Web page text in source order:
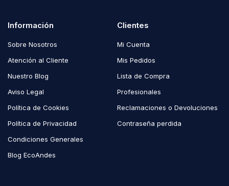
Información
Sobre Nosotros
Atención al Cliente
Nuestro Blog
Aviso Legal
Política de Cookies
Política de Privacidad
Condiciones Generales
Blog EcoAndes
Clientes
Mi Cuenta
Mis Pedidos
Lista de Compra
Profesionales
Reclamaciones o Devoluciones
Contraseña perdida